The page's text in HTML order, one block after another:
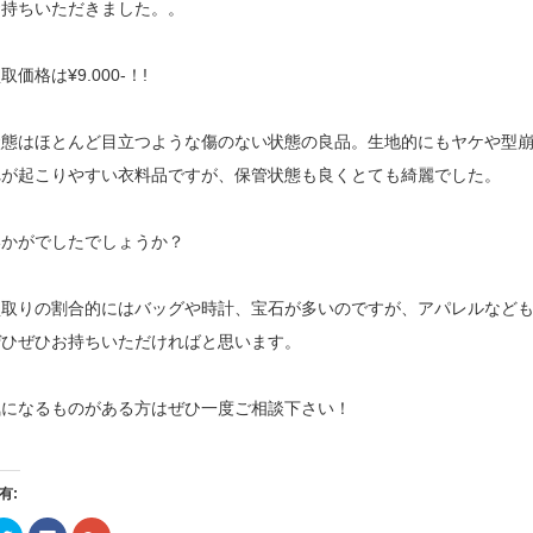
ちいただきました。。
価格は¥9.000-！!
はほとんど目立つような傷のない状態の良品。生地的にもヤケや型崩
起こりやすい衣料品ですが、保管状態も良くとても綺麗でした。
がでしたでしょうか？
りの割合的にはバッグや時計、宝石が多いのですが、アパレルなども
ぜひお持ちいただければと思います。
なるものがある方はぜひ一度ご相談下さい！
: